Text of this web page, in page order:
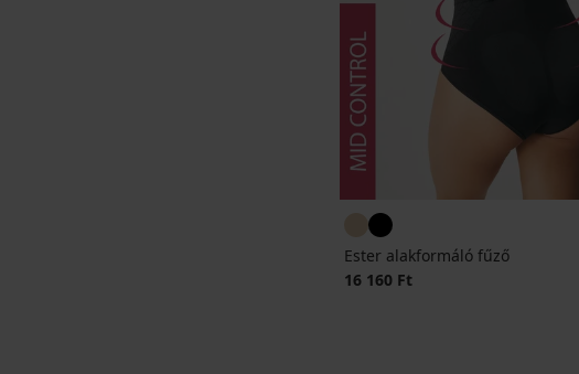
Ester alakformáló fűző
16 160 Ft